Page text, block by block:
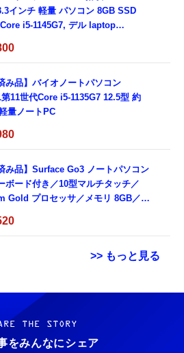
インチ 軽量 パソコン 8GB SSD
i5-1145G7, デル laptop
整備済み品)
み品】バイオノートパソコン
11世代Core i5-1135G7 12.5型 約
量ノートPC
み品】Surface Go3 ノートパソコン
ボード付き／10型マルチタッチ／
Gold プロセッサ／メモリ 8GB／
／USB-C／1080p顔認証カメラ
>> もっと見る
イヤホン タイプC【2026新モデル
有線イヤホン マイク付き HiFi音質
減 重低音 遅延なし
ュニケーションロボット BAKETAN
ばけたん ワラシ 改 KAI
THE STORY
をみんなにシェア